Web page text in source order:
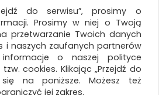
Więcej
do serwisu”, prosimy o
Prosimy w niej o Twoją
przetwarzanie Twoich danych
i naszych zaufanych partnerów
informacje o naszej polityce
cookies. Klikając „Przejdź do
się na poniższe. Możesz też
jej zakres.